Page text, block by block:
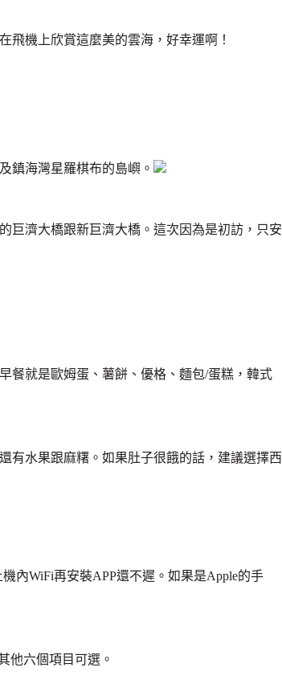
飛機上欣賞這麼美的雲海，好幸運啊！
鎮海灣星羅棋布的島嶼。
巨濟大橋跟新巨濟大橋。這次因為是初訪，只安
餐就是歐姆蛋、薯餅、優格、麵包/蛋糕，韓式
有水果跟麻糬。如果肚子很餓的話，建議選擇西
內WiFi再安裝APP還不遲。如果是Apple的手
他六個項目可選。